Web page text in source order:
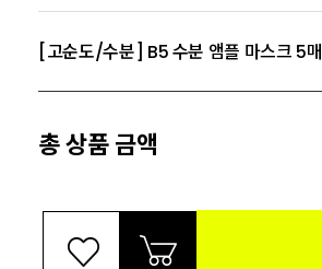
[고순도/수분] B5 수분 앰플 마스크 5매
총 상품 금액